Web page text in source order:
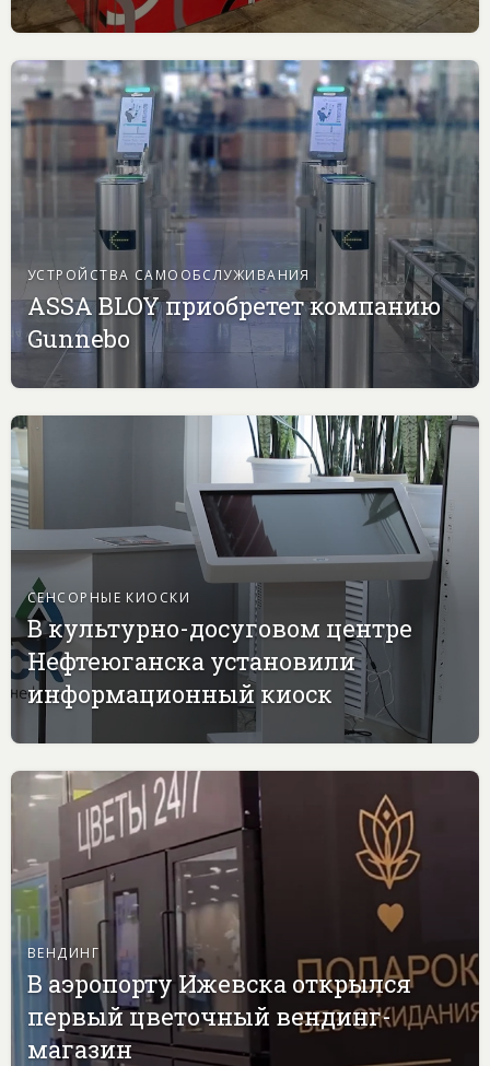
УСТРОЙСТВА САМООБСЛУЖИВАНИЯ
ASSA BLOY приобретет компанию
Gunnebo
СЕНСОРНЫЕ КИОСКИ
В культурно-досуговом центре
Нефтеюганска установили
информационный киоск
ВЕНДИНГ
В аэропорту Ижевска открылся
первый цветочный вендинг-
магазин